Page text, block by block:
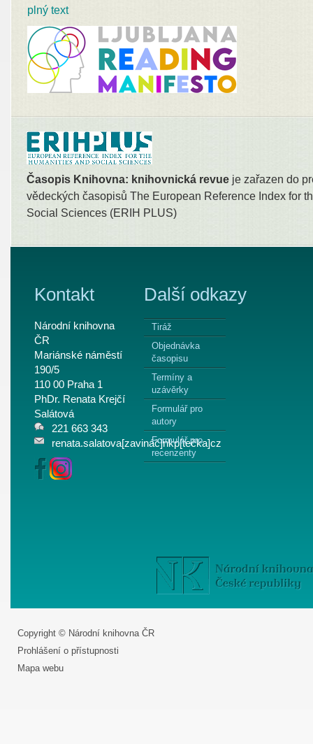
plný text
Časopis Knihovna: knihovnická revue je zařazen do
vědeckých časopisů The European Reference Index for
Social Sciences (ERIH PLUS)
Kontakt
Národní knihovna
ČR
Mariánské náměstí
190/5
110 00 Praha 1
PhDr. Renata Krejčí
Salátová
221 663 343
renata.salatova[zavináč]nkp[tečka]cz
Další odkazy
Tiráž
Objednávka
časopisu
Termíny a
uzávěrky
Formulář pro
autory
Formulář pro
recenzenty
Copyright © Národní knihovna ČR
Prohlášení o přístupnosti
Mapa webu